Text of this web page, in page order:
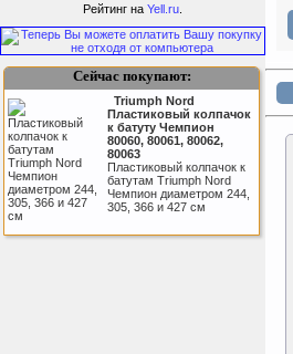
Рейтинг на Yell.ru
Сейчас покупают:
для горки
площадкой для горки к
ДСК Вертикаль
Triumph Nord
Пластиковый колпачок
к батуту Чемпион
80060, 80061, 80062,
80063
Пластиковый колпачок к
батутам Triumph Nord
Чемпион диаметром 244,
305, 366 и 427 см